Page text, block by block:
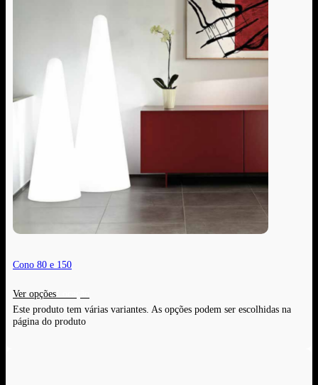
Cono 80 e 150
Ver opções
Este produto tem várias variantes. As opções podem ser escolhidas na
página do produto